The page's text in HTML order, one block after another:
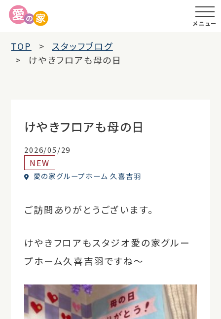
メニュー
TOP
スタッフブログ
けやきフロアも母の日
けやきフロアも母の日
2026/05/29
NEW
愛の家グループホーム 久喜吉羽
ご訪問ありがとうございます。
けやきフロアもスタジオ愛の家グルー
プホーム久喜吉羽ですね～